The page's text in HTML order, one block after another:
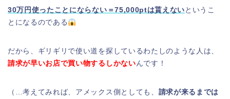
30万円使ったことにならない＝75,000ptは貰えない というこ
とになるのである
だから、ギリギリで使い道を探しているわたしのような人は、
請求が早いお店で買い物するしかないんです！
（…考えてみれば、アメックス側としても、 請求が来るまでは